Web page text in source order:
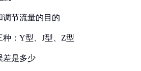
调节流量的目的
：Y型、J型、Z型
差是多少